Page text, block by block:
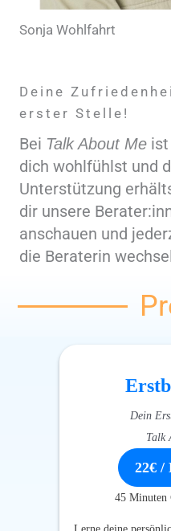
Sonja Wohlfahrt
Deine
erster Stelle!
Bei Talk About Me
dich wohlfühlst und
Unterstützung
dir unsere
anschauen und
die Beraterin
Dein
Talk
22€ /
45 Minuten